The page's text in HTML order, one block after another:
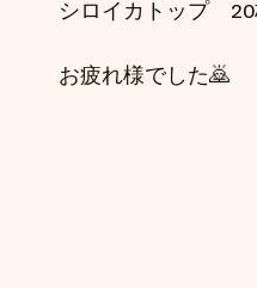
シロイカトップ　
お疲れ様でした🙇